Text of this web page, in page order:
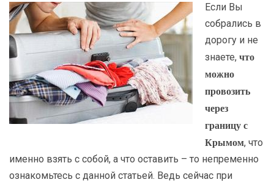
Если Вы
собрались в
дорогу и не
знаете, что
можно
провозить
через
границу с
Крымом, что
именно взять с собой, а что оставить – то непременно
ознакомьтесь с данной статьей. Ведь сейчас при